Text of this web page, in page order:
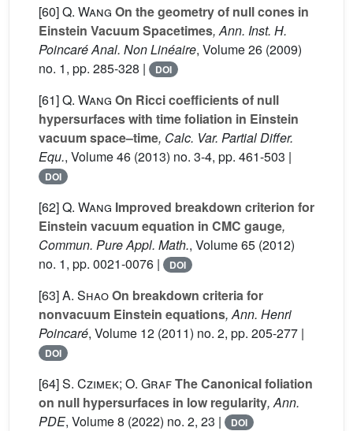
[60]Q. Wang On the geometry of null cones in
Einstein Vacuum Spacetimes, Ann. Inst. H.
Poincaré Anal. Non Linéaire, Volume 26 (2009)
no. 1, pp. 285-328 |
DOI
[61]Q. Wang On Ricci coefficients of null
hypersurfaces with time foliation in Einstein
vacuum space–time, Calc. Var. Partial Differ.
Equ., Volume 46 (2013) no. 3-4, pp. 461-503 |
DOI
[62]Q. Wang Improved breakdown criterion for
Einstein vacuum equation in CMC gauge,
Commun. Pure Appl. Math., Volume 65 (2012)
no. 1, pp. 0021-0076 |
DOI
[63]A. ShaoOn breakdown criteria for
nonvacuum Einstein equations, Ann. Henri
Poincaré, Volume 12 (2011) no. 2, pp. 205-277 |
DOI
[64]S. Czimek; O. GrafThe Canonical foliation
on null hypersurfaces in low regularity, Ann.
PDE, Volume 8 (2022) no. 2, 23 | DOI